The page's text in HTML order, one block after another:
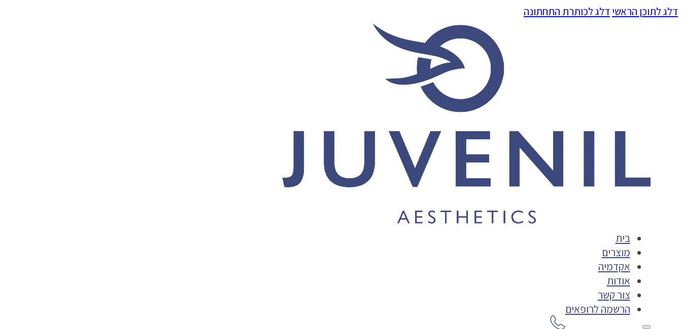
דלג לתוכן הראשי דלג לכותרת התחתונה
בית
מוצרים
אקדמיה
אודות
צור קשר
הרשמה לרופאים